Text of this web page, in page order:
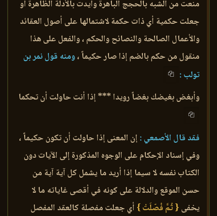
منعت من الشبه بالحجج الباهرة وأيدت بالأدلة الظاهرة أو
جعلت حكمية أي ذات حكمة لاشتمالها على أصول العقائد
والأعمال الصالحة والنصائح والحكم ، والفعل على هذا
منقول من حكم بالضم إذا صار حكيماً ،ومنه قول نمر بن
تولب :
وأبغض بغيضك بغضاً رويدا *** إذا أنت حاولت أن تحكما
فقد قال الأصمعي :إن المعنى إذا حاولت أن تكون حكيماً ،
وفي إسناد الإحكام على الوجوه المذكورة إلى الآيات دون
الكتاب نفسه لا سيما إذا أريد ما يشمل كل آية آية من
حسن الموقع والدلالة على كونه في أقصى غاياته ما لا
يخفى { ثُمَّ فُصّلَتْ } أي جعلت مفصلة كالعقد المفصل